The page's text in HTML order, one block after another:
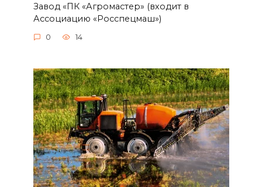
Завод «ПК «Агромастер» (входит в
Ассоциацию «Росспецмаш»)
0 14